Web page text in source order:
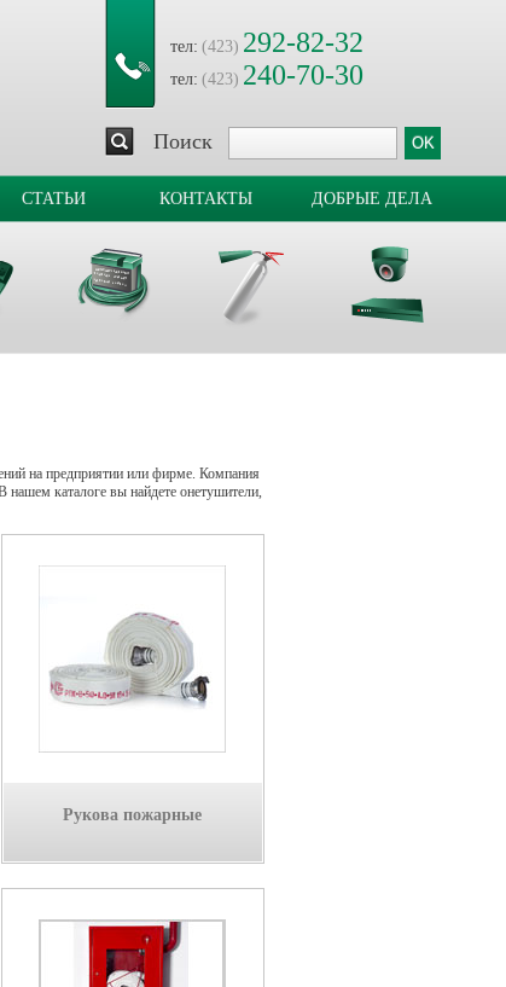
тел: (423) 292-82-32
тел: (423) 240-70-30
Поиск
СТАТЬИ КОНТАКТЫ ДОБРЫЕ ДЕЛА
на предприятии или фирме. Компания
каталоге вы найдете онетушители,
Рукова пожарные